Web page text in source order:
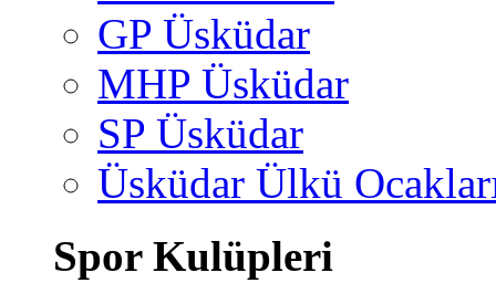
GP Üsküdar
MHP Üsküdar
SP Üsküdar
Üsküdar Ülkü
Spor Kulüpleri